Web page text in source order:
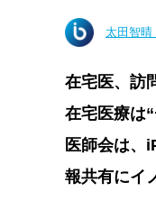
太田智晴
在宅医、訪
在宅医療は
医師会は、
報共有にイ